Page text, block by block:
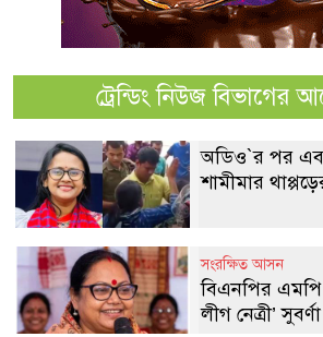
ট্রেন্ডিং নিউজ বিভাগের
অডিও‍‍`র পর
শামীমার
সংরক্ষিত আসন
বিএনপির
লীগ নেত্রী’ সুবর্ণা